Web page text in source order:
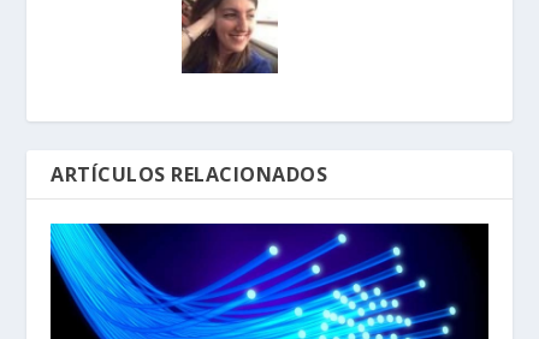
ARTÍCULOS RELACIONADOS